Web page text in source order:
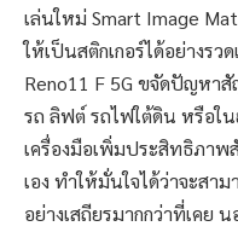
เล่นใหม่ Smart Image
ให้เป็นสติกเกอร์ได้อย่างรว
Reno11 F 5G ขจัดปัญหา
รถ ลิฟต์ รถไฟใต้ดิน หรือใ
เครื่องมือเพิ่มประสิทธิภา
เอง ทำให้มั่นใจได้ว่าจะส
อย่างเสถียรมากกว่าที่เคย